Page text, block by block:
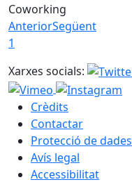
Coworking
AnteriorSegüent
1
Xarxes socials:
Crèdits
Contactar
Protecció de dades
Avís legal
Accessibilitat